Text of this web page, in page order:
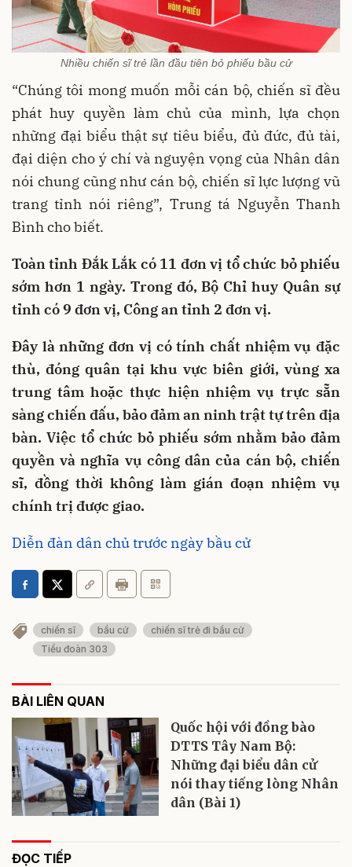
Nhiều chiến sĩ trẻ lần đầu tiên bỏ phiếu bầu cử
“Chúng tôi mong muốn mỗi cán bộ, chiến sĩ đều
phát huy quyền làm chủ của mình, lựa chọn
những đại biểu thật sự tiêu biểu, đủ đức, đủ tài,
đại diện cho ý chí và nguyện vọng của Nhân dân
nói chung cũng như cán bộ, chiến sĩ lực lượng vũ
trang tỉnh nói riêng”, Trung tá Nguyễn Thanh
Bình cho biết.
Toàn tỉnh Đắk Lắk có 11 đơn vị tổ chức bỏ phiếu
sớm hơn 1 ngày. Trong đó, Bộ Chỉ huy Quân sự
tỉnh có 9 đơn vị, Công an tỉnh 2 đơn vị.
Đây là những đơn vị có tính chất nhiệm vụ đặc
thù, đóng quân tại khu vực biên giới, vùng xa
trung tâm hoặc thực hiện nhiệm vụ trực sẵn
sàng chiến đấu, bảo đảm an ninh trật tự trên địa
bàn. Việc tổ chức bỏ phiếu sớm nhằm bảo đảm
quyền và nghĩa vụ công dân của cán bộ, chiến
sĩ, đồng thời không làm gián đoạn nhiệm vụ
chính trị được giao.
Diễn đàn dân chủ trước ngày bầu cử
chiến sĩ bầu cử
chiến sĩ trẻ đi bầu cử
Tiểu đoàn 303
BÀI LIÊN QUAN
Quốc hội với đồng bào
DTTS Tây Nam Bộ:
Những đại biểu dân cử
nói thay tiếng lòng Nhân
dân (Bài 1)
ĐỌC TIẾP